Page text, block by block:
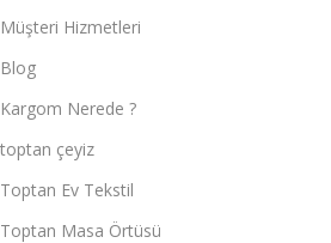
Müşteri Hizmetleri
Blog
Kargom Nerede ?
toptan çeyiz
Toptan Ev Tekstil
Toptan Masa Örtüsü